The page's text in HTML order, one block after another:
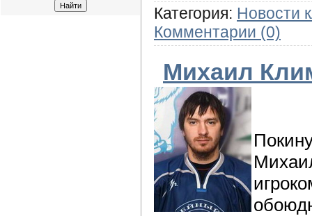
Категория: Новости
Комментарии (0)
Михаил